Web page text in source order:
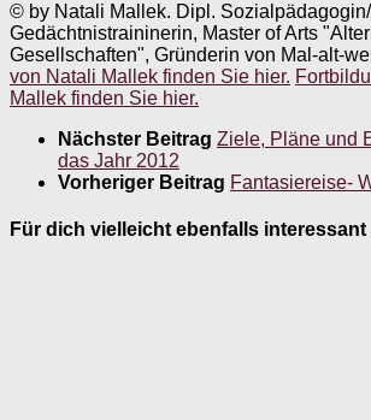
© by Natali Mallek. Dipl.
Gedächtnistraininerin, Master of Arts
Gesellschaften", Gründerin von Mal-alt-
von Natali Mallek finden Sie hier.
Mallek finden Sie hier.
Nächster Beitrag Ziele, Pläne und
das Jahr 2012
Vorheriger Beitrag Fantasiereise-
Für dich vielleicht ebenfalls